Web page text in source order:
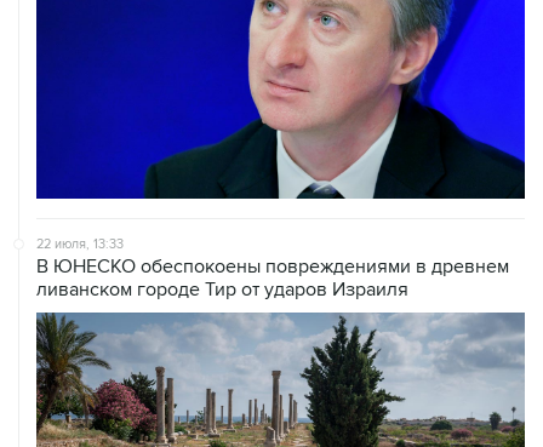
22 июля, 13:33
В ЮНЕСКО обеспокоены повреждениями в древнем
ливанском городе Тир от ударов Израиля